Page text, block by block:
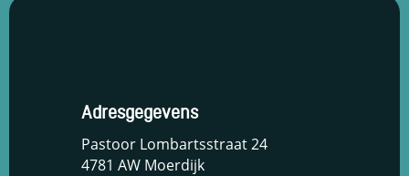
Adresgegevens
Pastoor Lombartsstraat 24
4781 AW Moerdijk